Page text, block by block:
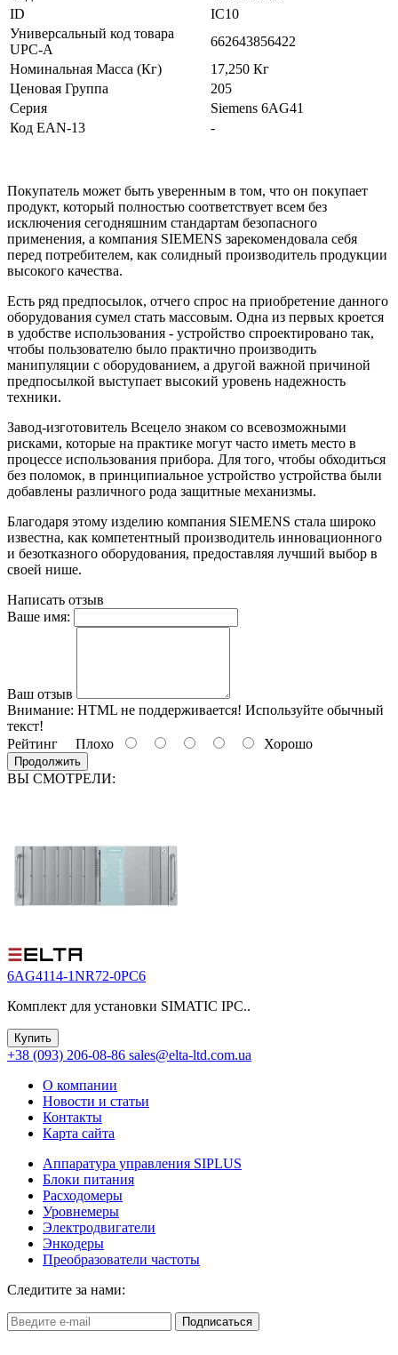
ID
IC10
Универсальный код товара
UPC-A
662643856422
Номинальная Масса (Кг)
17,250 Кг
Ценовая Группа
205
Серия
Siemens 6AG41
Код EAN-13
-
Покупатель может быть уверенным в том, что он покупает
продукт, который полностью соответствует всем без
исключения сегодняшним стандартам безопасного
применения, а компания SIEMENS зарекомендовала себя
перед потребителем, как солидный производитель продукции
высокого качества.
Есть ряд предпосылок, отчего спрос на приобретение данного
оборудования сумел стать массовым. Одна из первых кроется
в удобстве использования - устройство спроектировано так,
чтобы пользователю было практично производить
манипуляции с оборудованием, а другой важной причиной
предпосылкой выступает высокий уровень надежность
техники.
Завод-изготовитель Всецело знаком со всевозможными
рисками, которые на практике могут часто иметь место в
процессе использования прибора. Для того, чтобы обходиться
без поломок, в принципиальное устройство устройства были
добавлены различного рода защитные механизмы.
Благодаря этому изделию компания SIEMENS стала широко
известна, как компетентный производитель инновационного
и безотказного оборудования, предоставляя лучший выбор в
своей нише.
Написать отзыв
Ваше имя:
Ваш отзыв
Внимание: HTML не поддерживается! Используйте обычный
текст!
Рейтинг Плохо Хорошо
Продолжить
ВЫ СМОТРЕЛИ:
6AG4114-1NR72-0PC6
Комплект для установки SIMATIC IPC..
Купить
+38 (093) 206-08-86 sales@elta-ltd.com.ua
О компании
Новости и статьи
Контакты
Карта сайта
Аппаратура управления SIPLUS
Блоки питания
Расходомеры
Уровнемеры
Электродвигатели
Энкодеры
Преобразователи частоты
Следитите за нами:
Подписаться